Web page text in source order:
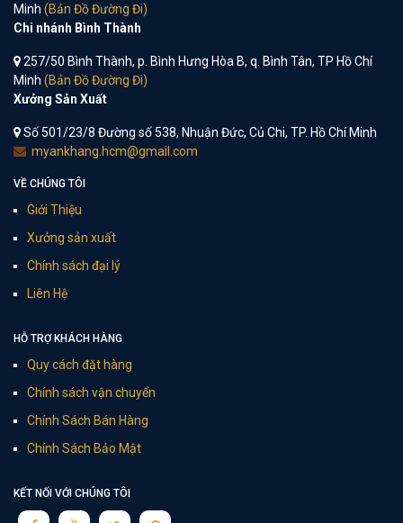
Minh (Bản Đồ Đường Đi)
Chi nhánh Bình Thành
257/50 Bình Thành, p. Bình Hưng Hòa B, q. Bình Tân, TP Hồ Chí
Minh (Bản Đồ Đường Đi)
Xưởng Sản Xuất
Số 501/23/8 Đường số 538, Nhuận Đức, Củ Chi, TP. Hồ Chí Minh
myankhang.hcm@gmail.com
VỀ CHÚNG TÔI
Giới Thiệu
Xưởng sản xuất
Chính sách đại lý
Liên Hệ
HỖ TRỢ KHÁCH HÀNG
Quy cách đặt hàng
Chính sách vận chuyển
Chính Sách Bán Hàng
Chính Sách Bảo Mật
KẾT NỐI VỚI CHÚNG TÔI